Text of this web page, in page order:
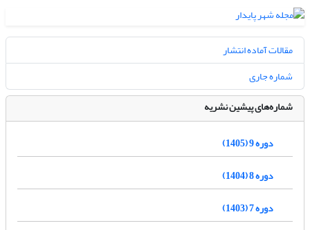
مقالات آماده انتشار
شماره جاری
شماره‌های پیشین نشریه
دوره 9 (1405)
دوره 8 (1404)
دوره 7 (1403)